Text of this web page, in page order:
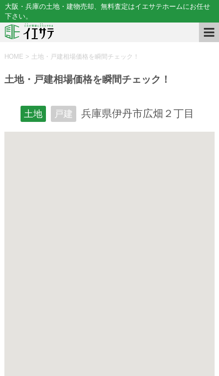
大阪・兵庫の土地・建物売却、無料査定はイエサテホームにお任せ
下さい。
HOME > 土地・戸建相場価格を瞬間チェック！
土地・戸建相場価格を瞬間チェック！
土地 戸建 兵庫県伊丹市広畑２丁目